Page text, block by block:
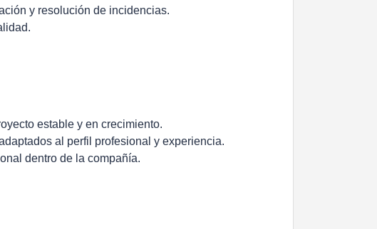
y resolución de incidencias.
estable y en crecimiento.
al perfil profesional y experiencia.
dentro de la compañía.